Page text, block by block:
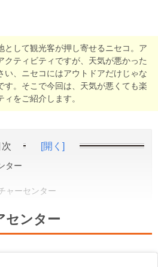
として観光客が押し寄せるニセコ。ア
クティビティですが、天気が悪かった
い、ニセコにはアウトドアだけじゃな
す。そこで今回は、天気が悪くても楽
をご紹介します。
次 [開く]
ター
ャーセンター
センター